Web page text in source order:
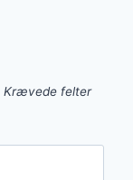
Krævede felter